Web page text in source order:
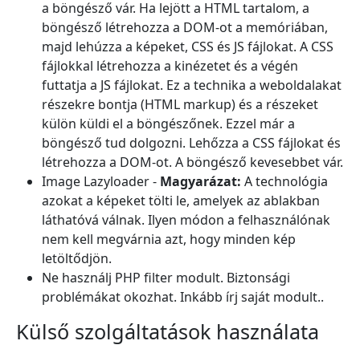
a böngésző vár. Ha lejött a HTML tartalom, a
böngésző létrehozza a DOM-ot a memóriában,
majd lehúzza a képeket, CSS és JS fájlokat. A CSS
fájlokkal létrehozza a kinézetet és a végén
futtatja a JS fájlokat. Ez a technika a weboldalakat
részekre bontja (HTML markup) és a részeket
külön küldi el a böngészőnek. Ezzel már a
böngésző tud dolgozni. Lehőzza a CSS fájlokat és
létrehozza a DOM-ot. A böngésző kevesebbet vár.
Image Lazyloader - Magyarázat: A technológia
azokat a képeket tölti le, amelyek az ablakban
láthatóvá válnak. Ilyen módon a felhasználónak
nem kell megvárnia azt, hogy minden kép
letöltődjön.
Ne használj PHP filter modult. Biztonsági
problémákat okozhat. Inkább írj saját modult..
Külső szolgáltatások használata